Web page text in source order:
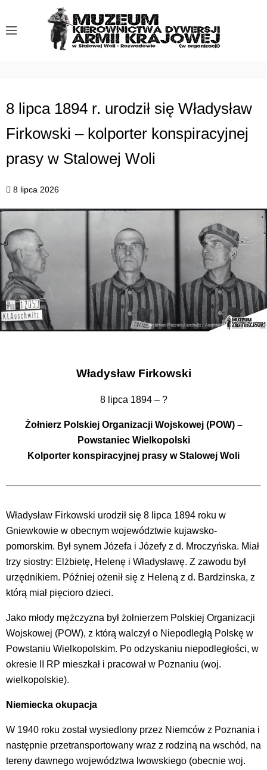
8 lipca 1894 r. urodził się Władysław
Firkowski – kolporter konspiracyjnej
prasy w Stalowej Woli
8 lipca 2026
Władysław Firkowski
8 lipca 1894 – ?
Żołnierz Polskiej Organizacji Wojskowej (POW) –
Powstaniec Wielkopolski
Kolporter konspiracyjnej prasy w Stalowej Woli
Władysław Firkowski urodził się 8 lipca 1894 roku w
Gniewkowie w obecnym województwie kujawsko-
pomorskim. Był synem Józefa i Józefy z d. Mroczyńska. Miał
trzy siostry: Elżbietę, Helenę i Władysławę. Z zawodu był
urzędnikiem. Później ożenił się z Heleną z d. Bardzinska, z
którą miał pięcioro dzieci.
Jako młody mężczyzna był żołnierzem Polskiej Organizacji
Wojskowej (POW), z którą walczył o Niepodległą Polskę w
Powstaniu Wielkopolskim. Po odzyskaniu niepodległości, w
okresie II RP mieszkał i pracował w Poznaniu (woj.
wielkopolskie).
Niemiecka okupacja
W 1940 roku został wysiedlony przez Niemców z Poznania i
następnie przetransportowany wraz z rodziną na wschód, na
tereny dawnego województwa lwowskiego (obecnie woj.